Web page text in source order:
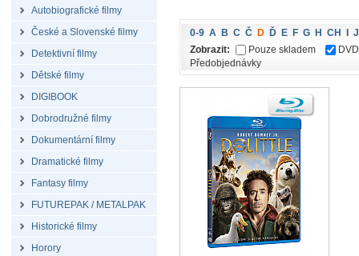
Autobiografické filmy
České a Slovenské filmy
Detektivní filmy
Dětské filmy
DIGIBOOK
Dobrodružné filmy
Dokumentární filmy
Dramatické filmy
Fantasy filmy
FUTUREPAK / METALPAK
Historické filmy
Horory
0-9 A B C Č D Ď E F G H CH
J
Zobrazit:
Pouze skladem
DVD
Předobjednávky